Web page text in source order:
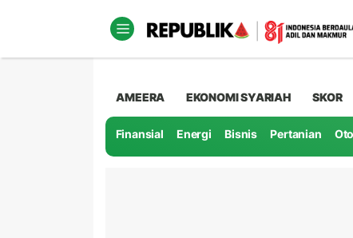
AMEERA EKONOMI SYARIAH SKOR
Finansial Energi Bisnis Pertanian